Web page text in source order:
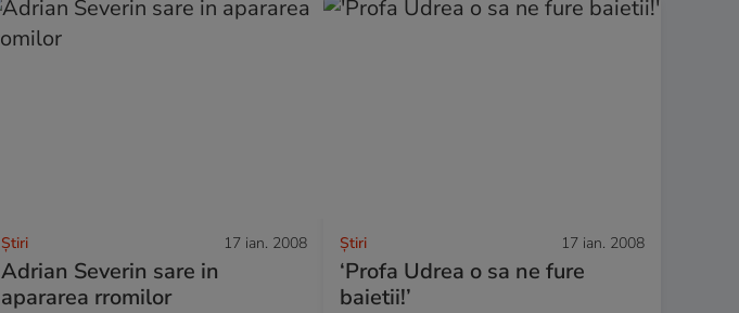
Ştiri 17 ian. 2008
Adrian Severin sare in
apararea rromilor
Ştiri 17 ian. 2008
‘Profa Udrea o sa ne fure
baietii!’